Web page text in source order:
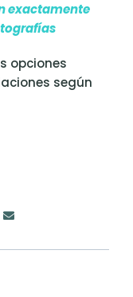
exactamente
opciones
según